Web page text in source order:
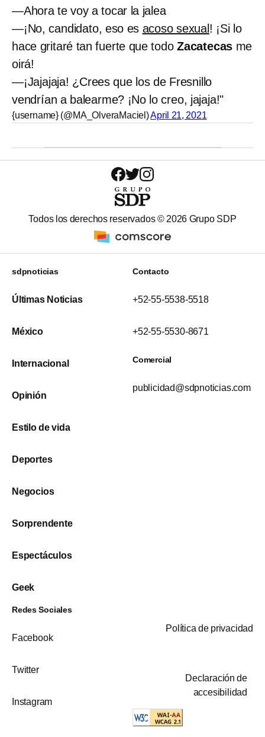
—Ahora te voy a tocar la jalea
—¡No, candidato, eso es acoso sexual ! ¡Si lo
hace gritaré tan fuerte que todoZacatecas me
oirá!
—¡Jajajaja! ¿Crees que los de Fresnillo
vendrían a balearme? ¡No lo creo, jajaja!"
{username} (@MA_OlveraMaciel)April 21, 2021
Todos los derechos reservados © 2026 Grupo SDP
sdpnoticias
Últimas Noticias
México
Internacional
Opinión
Estilo de vida
Deportes
Negocios
Sorprendente
Espectáculos
Geek
Contacto
+52-55-5538-5518
+52-55-5530-8671
Comercial
publicidad@sdpnoticias.com
Redes Sociales
Facebook
Twitter
Instagram
Política de privacidad
Declaración de
accesibilidad